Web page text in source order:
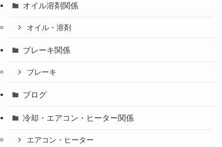
オイル溶剤関係
オイル・溶剤
ブレーキ関係
ブレーキ
ブログ
冷却・エアコン・ヒーター関係
エアコン・ヒーター